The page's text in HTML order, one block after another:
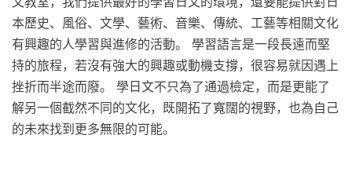
本歷史、風俗、文學、藝術、音樂、傳統、工藝等相關文化
有興趣的人學習與進修的活動。 學習語言是一段長遠而堅
持的旅程，若沒有強大的興趣或動機支撐，很容易就因遇上
挫折而半途而廢。 學日文不只為了通過檢定，而是更能了
解另一個截然不同的文化，既開拓了寬闊的視野，也為自己
的未來找到更多無限的可能。